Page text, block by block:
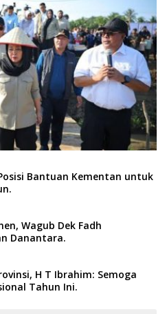
Bantuan Kementan untuk
Wagub Dek Fadh
Danantara.
H T Ibrahim: Semoga
Tahun Ini.